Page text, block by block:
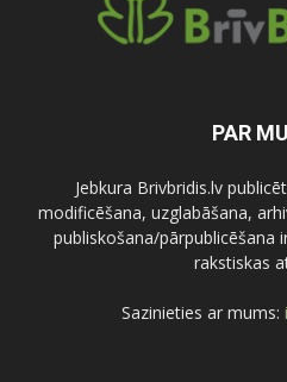
PAR
Jebkura Brivbridis.lv
modificēšana, uzglabāšana,
publiskošana/pārpublicēšana
rakstiskas
Sazinieties ar mums: